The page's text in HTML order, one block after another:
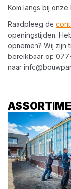
Kom langs bij onze
Raadpleeg de
openingstijden.
opnemen? Wij zijn
bereikbaar op
naar